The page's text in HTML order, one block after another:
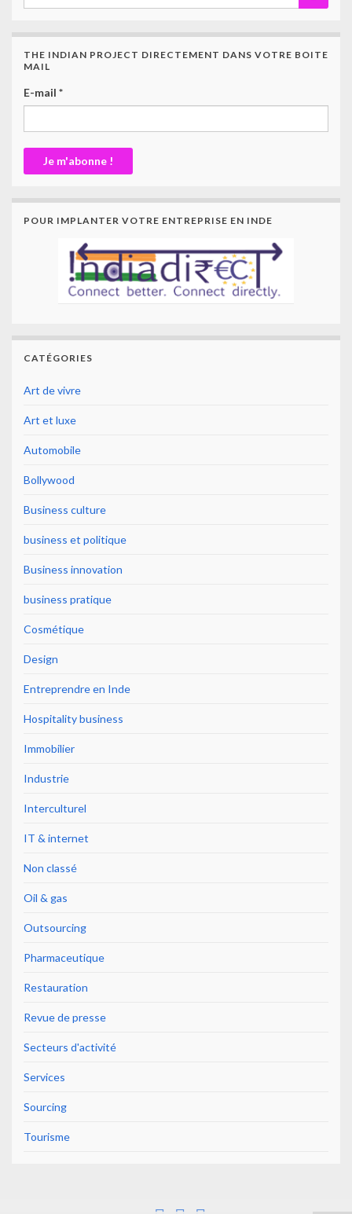
THE INDIAN PROJECT DIRECTEMENT DANS VOTRE BOITE
MAIL
E-mail *
POUR IMPLANTER VOTRE ENTREPRISE EN INDE
CATÉGORIES
Art de vivre
Art et luxe
Automobile
Bollywood
Business culture
business et politique
Business innovation
business pratique
Cosmétique
Design
Entreprendre en Inde
Hospitality business
Immobilier
Industrie
Interculturel
IT & internet
Non classé
Oil & gas
Outsourcing
Pharmaceutique
Restauration
Revue de presse
Secteurs d'activité
Services
Sourcing
Tourisme